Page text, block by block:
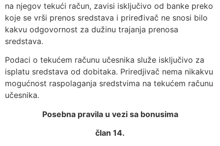
na njegov tekući račun, zavisi isključivo od banke preko
koje se vrši prenos sredstava i priređivač ne snosi bilo
kakvu odgovornost za dužinu trajanja prenosa
sredstava.
Podaci o tekućem računu učesnika služe isključivo za
isplatu sredstava od dobitaka. Priredjivač nema nikakvu
mogućnost raspolaganja sredstvima na tekućem računu
učesnika.
Posebna pravila u vezi sa bonusima
član 14.